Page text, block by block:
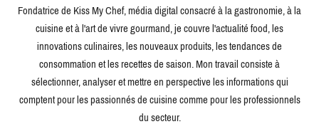
Fondatrice de Kiss My Chef, média digital consacré à la gastronomie, à la
cuisine et à l'art de vivre gourmand, je couvre l'actualité food, les
innovations culinaires, les nouveaux produits, les tendances de
consommation et les recettes de saison. Mon travail consiste à
sélectionner, analyser et mettre en perspective les informations qui
comptent pour les passionnés de cuisine comme pour les professionnels
du secteur.